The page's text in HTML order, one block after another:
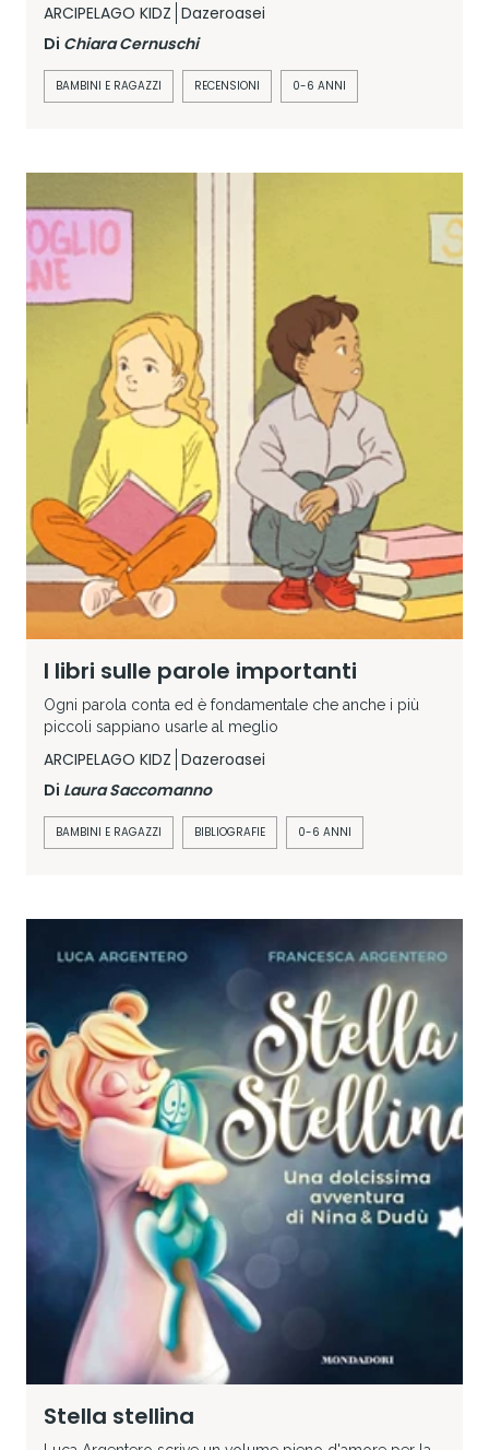
ARCIPELAGO KIDZ Dazeroasei
Di Chiara Cernuschi
BAMBINI E RAGAZZI RECENSIONI 0-6 ANNI
I libri sulle parole importanti
Ogni parola conta ed è fondamentale che anche i più
piccoli sappiano usarle al meglio
ARCIPELAGO KIDZ Dazeroasei
Di Laura Saccomanno
BAMBINI E RAGAZZI BIBLIOGRAFIE 0-6 ANNI
Stella stellina